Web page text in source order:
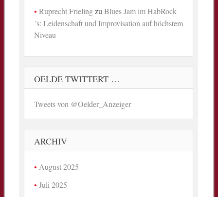
Ruprecht FrielingzuBlues Jam im HabRock
´s: Leidenschaft und Improvisation auf höchstem
Niveau
OELDE TWITTERT …
Tweets von @Oelder_Anzeiger
ARCHIV
August 2025
Juli 2025